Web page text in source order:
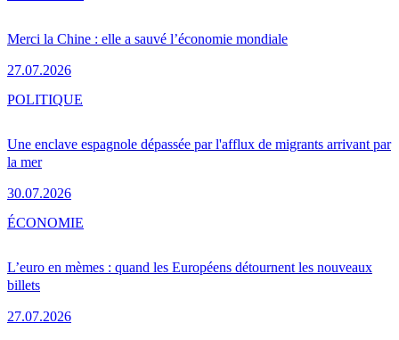
Merci la Chine : elle a sauvé l’économie mondiale
27.07.2026
Une enclave espagnole dépassée par l'afflux de migrants arrivant par
la mer
30.07.2026
POLITIQUE
L’euro en mèmes : quand les Européens détournent les nouveaux
billets
27.07.2026
ÉCONOMIE